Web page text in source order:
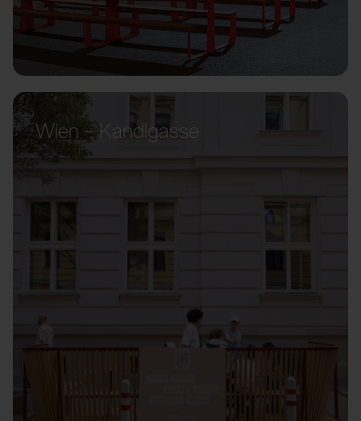
Wien – Kandlgasse